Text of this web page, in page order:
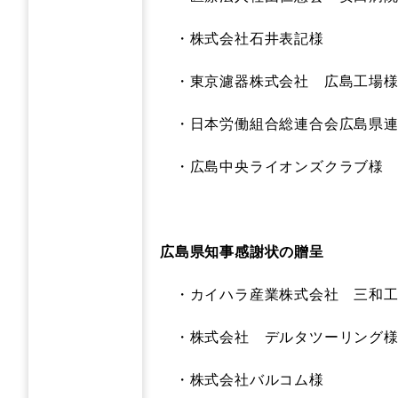
・株式会社石井表記様
・東京濾器株式会社 広島工場様
・日本労働組合総連合会広島県
・広島中央ライオンズクラブ様
広島県知事感謝状の贈呈
・カイハラ産業株式会社 三和
・株式会社 デルタツーリング様
・株式会社バルコム様